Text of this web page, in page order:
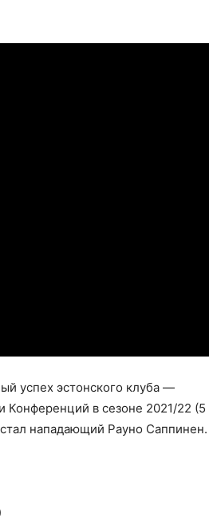
успех эстонского клуба —
Конференций в сезоне 2021/22 (5
нападающий Рауно Саппинен.